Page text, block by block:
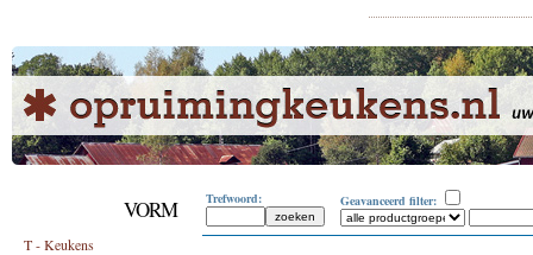
VORM
T - Keukens
Trefwoord: Geavanceerd filter: